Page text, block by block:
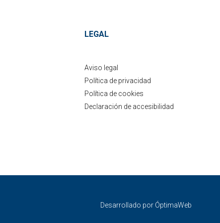
LEGAL
Aviso legal
Política de privacidad
Política de cookies
Declaración de accesibilidad
Desarrollado por ÓptimaWeb